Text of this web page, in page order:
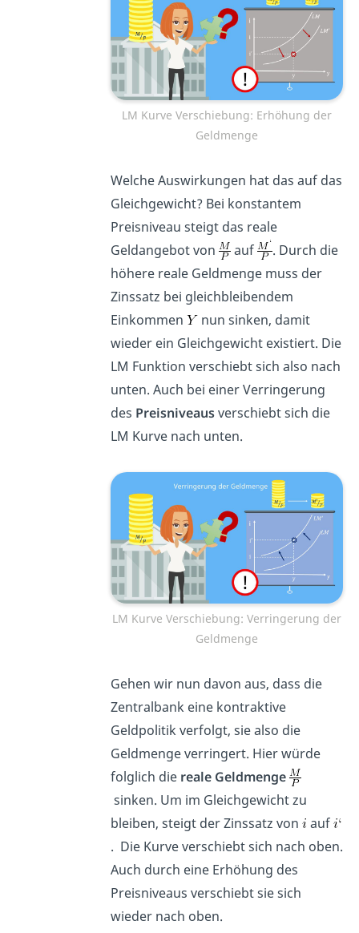
LM Kurve Verschiebung: Erhöhung der
Geldmenge
Welche Auswirkungen hat das auf das
Gleichgewicht? Bei konstantem
Preisniveau steigt das reale
Geldangebot von
auf
. Durch die
höhere reale Geldmenge muss der
Zinssatz bei gleichbleibendem
Einkommen
nun sinken, damit
wieder ein Gleichgewicht existiert. Die
LM Funktion verschiebt sich also nach
unten. Auch bei einer Verringerung
des Preisniveausverschiebt sich die
LM Kurve nach unten.
LM Kurve Verschiebung: Verringerung der
Geldmenge
Gehen wir nun davon aus, dass die
Zentralbank eine kontraktive
Geldpolitik verfolgt, sie also die
Geldmenge verringert. Hier würde
folglich die reale Geldmenge
sinken. Um im Gleichgewicht zu
bleiben, steigt der Zinssatz von
auf
. Die Kurve verschiebt sich nach oben.
Auch durch eine Erhöhung des
Preisniveaus verschiebt sie sich
wieder nach oben.